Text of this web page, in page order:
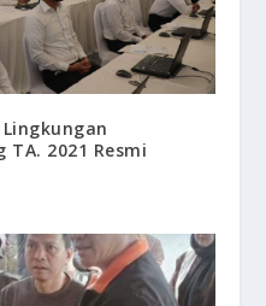
Lingkungan
2021 Resmi